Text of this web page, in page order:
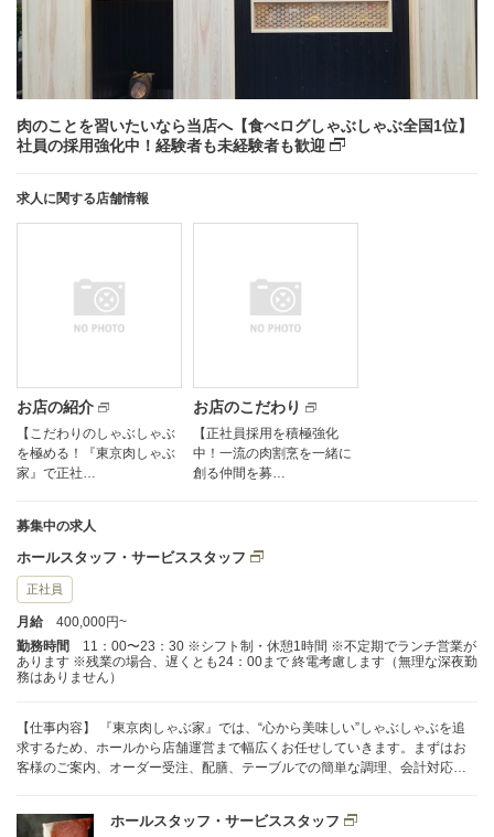
肉のことを習いたいなら当店へ【食べログしゃぶしゃぶ全国1位】
社員の採用強化中！経験者も未経験者も歓迎
求人に関する店舗情報
お店の紹介
【こだわりのしゃぶしゃぶ
を極める！『東京肉しゃぶ
家』で正社…
お店のこだわり
【正社員採用を積極強化
中！一流の肉割烹を一緒に
創る仲間を募…
募集中の求人
ホールスタッフ・サービススタッフ
正社員
月給
400,000円~
勤務時間
11：00〜23：30 ※シフト制・休憩1時間 ※不定期でランチ営業が
あります ※残業の場合、遅くとも24：00まで 終電考慮します（無理な深夜勤
務はありません）
【仕事内容】 『東京肉しゃぶ家』では、“心から美味しい”しゃぶしゃぶを追
求するため、ホールから店舗運営まで幅広くお任せしていきます。まずはお
客様のご案内、オーダー受注、配膳、テーブルでの簡単な調理、会計対応な
慣れてきたら、予約管理や備品のチェック、メニュー表の作成といった店舗
ホールスタッフ・サービススタッフ